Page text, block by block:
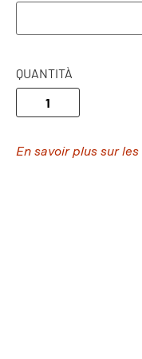
QUANTITÀ
En savoir plus sur